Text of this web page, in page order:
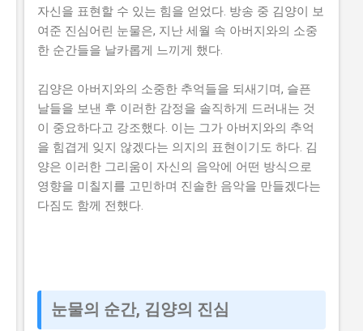
자신을 표현할 수 있는 힘을 얻었다. 방송 중 김양이 보
여준 진심어린 눈물은, 지난 세월 속 아버지와의 소중
한 순간들을 날카롭게 느끼게 했다.
김양은 아버지와의 소중한 추억들을 되새기며, 슬픈
날들을 보낸 후 이러한 감정을 솔직하게 드러내는 것
이 중요하다고 강조했다. 이는 그가 아버지와의 추억
을 힘겹게 잊지 않겠다는 의지의 표현이기도 하다. 김
양은 이러한 그리움이 자신의 음악에 어떤 방식으로
영향을 미칠지를 고민하며 진솔한 음악을 만들겠다는
다짐도 함께 전했다.
눈물의 순간, 김양의 진심